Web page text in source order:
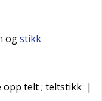
ogstikk
opp telt; teltstikk |